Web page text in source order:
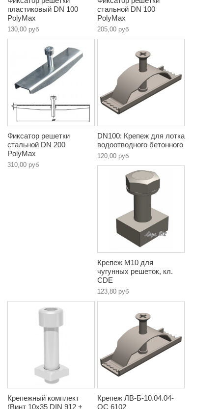
пластиковый DN 100
PolyMax
130,00 руб
стальной DN 100
PolyMax
205,00 руб
Фиксатор решетки
стальной DN 200
PolyMax
310,00 руб
DN100: Крепеж для лотка
водоотводного бетонного
120,00 руб
Крепеж М10 для
чугунных решеток, кл.
CDE
123,80 руб
Крепежный комплект
(Винт 10х35 DIN 912 +
Крепеж ЛВ-Б-10.04.04-
ОС 6102